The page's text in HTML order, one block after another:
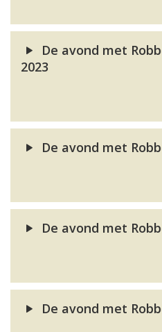
De avond met
2023
De avond met
De avond met
De avond met